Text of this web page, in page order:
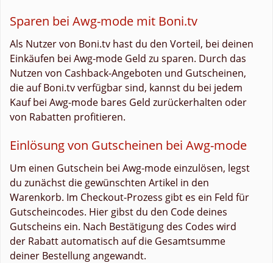
Sparen bei Awg-mode mit Boni.tv
Als Nutzer von Boni.tv hast du den Vorteil, bei deinen
Einkäufen bei Awg-mode Geld zu sparen. Durch das
Nutzen von Cashback-Angeboten und Gutscheinen,
die auf Boni.tv verfügbar sind, kannst du bei jedem
Kauf bei Awg-mode bares Geld zurückerhalten oder
von Rabatten profitieren.
Einlösung von Gutscheinen bei Awg-mode
Um einen Gutschein bei Awg-mode einzulösen, legst
du zunächst die gewünschten Artikel in den
Warenkorb. Im Checkout-Prozess gibt es ein Feld für
Gutscheincodes. Hier gibst du den Code deines
Gutscheins ein. Nach Bestätigung des Codes wird
der Rabatt automatisch auf die Gesamtsumme
deiner Bestellung angewandt.